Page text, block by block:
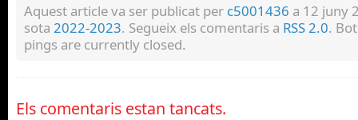
Aquest article va ser publicat per c5001436 a 12 juny
sota 2022-2023. Segueix els comentaris a RSS 2.0.
pings are currently closed.
Els comentaris estan tancats.